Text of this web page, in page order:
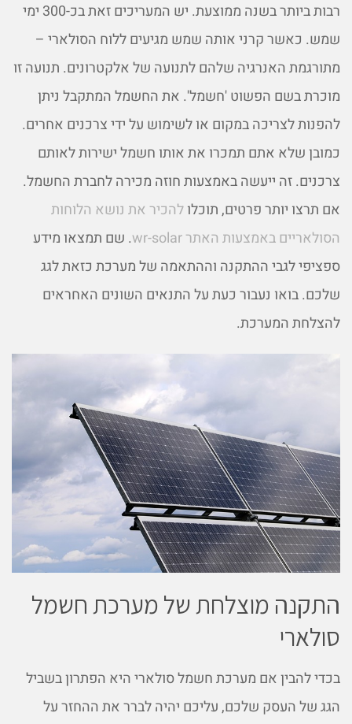
רבות ביותר בשנה ממוצעת. יש המעריכים זאת בכ-300 ימי
שמש. כאשר קרני אותה שמש מגיעים ללוח הסולארי –
מתורגמת האנרגיה שלהם לתנועה של אלקטרונים. תנועה זו
מוכרת בשם הפשוט 'חשמל'. את החשמל המתקבל ניתן
להפנות לצריכה במקום או לשימוש על ידי צרכנים אחרים.
כמובן שלא אתם תמכרו את אותו חשמל ישירות לאותם
צרכנים. זה ייעשה באמצעות חוזה מכירה לחברת החשמל.
אם תרצו יותר פרטים, תוכלולהכיר את נושא הלוחות
הסולאריים באמצעות האתר wr-solar
. שם תמצאו מידע
ספציפי לגבי ההתקנה וההתאמה של מערכת כזאת לגג
שלכם. בואו נעבור כעת על התנאים השונים האחראים
להצלחת המערכת.
התקנה מוצלחת של מערכת חשמל
סולארי
בכדי להבין אם מערכת חשמל סולארי היא הפתרון בשביל
הגג של העסק שלכם, עליכם יהיה לברר את ההחזר על